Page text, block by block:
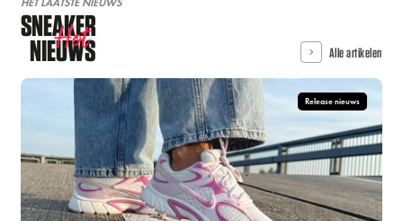
SNEAKER
NIEUWS
Hot Alle artikelen
Release nieuws